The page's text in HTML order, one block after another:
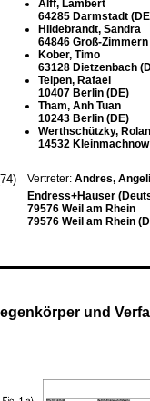
Alff, Lambert
64285 Darmstadt
Hildebrandt, Sandra
64846 Groß-Zimmern
Kober, Timo
63128 Dietzenbach
Teipen, Rafael
10407 Berlin (DE)
Tham, Anh Tuan
10243 Berlin (DE)
Werthschützky,
14532
Vertreter: Andres,
Endress+Hauser
79576 Weil am Rhein
79576 Weil am Rhein
und